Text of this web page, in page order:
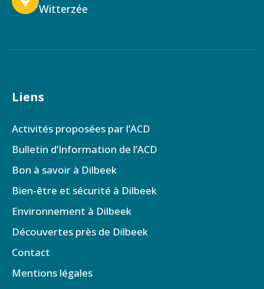
Witterzée
Liens
Activités proposées par l’ACD
Bulletin d’Information de l’ACD
Bon à savoir à Dilbeek
Bien-être et sécurité à Dilbeek
Environnement à Dilbeek
Découvertes près de Dilbeek
Contact
Mentions légales